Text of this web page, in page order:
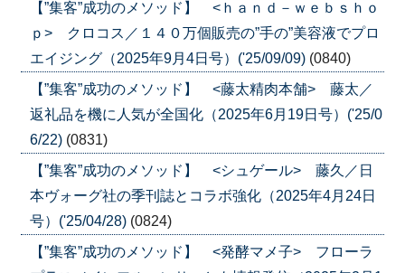
【”集客”成功のメソッド】 <ｈａｎｄ－ｗｅｂｓｈｏ
ｐ> クロコス／１４０万個販売の”手の”美容液でプロ
エイジング（2025年9月4日号）('25/09/09) (0840)
【”集客”成功のメソッド】 <藤太精肉本舗> 藤太／
返礼品を機に人気が全国化（2025年6月19日号）('25/0
6/22) (0831)
【”集客”成功のメソッド】 <シュゲール> 藤久／日
本ヴォーグ社の季刊誌とコラボ強化（2025年4月24日
号）('25/04/28) (0824)
【”集客”成功のメソッド】 <発酵マメ子> フローラ